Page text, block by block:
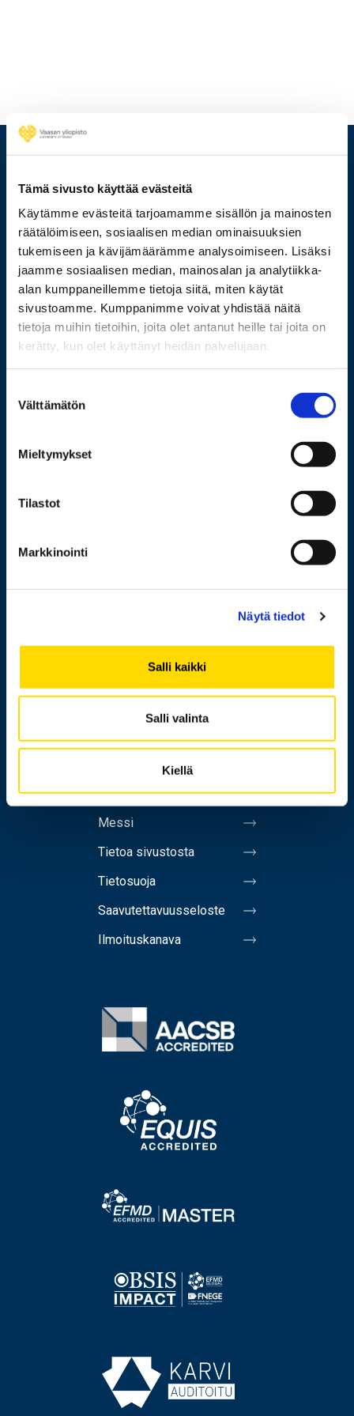
Tämä sivusto käyttää evästeitä
Käytämme evästeitä tarjoamamme sisällön ja mainosten
räätälöimiseen, sosiaalisen median ominaisuuksien
tukemiseen ja kävijämäärämme analysoimiseen. Lisäksi
jaamme sosiaalisen median, mainosalan ja analytiikka-
alan kumppaneillemme tietoja siitä, miten käytät
sivustoamme. Kumppanimme voivat yhdistää näitä
tietoja muihin tietoihin, joita olet antanut heille tai joita on
kerätty, kun olet käyttänyt heidän palvelujaan.
valinta
Välttämätön
Mieltymykset
Tilastot
Markkinointi
Näytä tiedot
Salli kaikki
Salli valinta
Kiellä
029 449 8000
Laskutusosoite
Medialle
Messi
Tietoa sivustosta
Tietosuoja
Saavutettavuusseloste
Ilmoituskanava
Image
Image
Image
Image
Image